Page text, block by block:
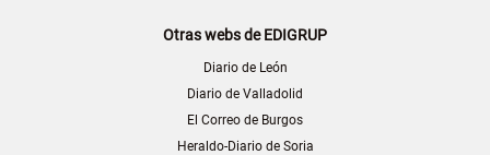
Otras webs de EDIGRUP
Diario de León
Diario de Valladolid
El Correo de Burgos
Heraldo-Diario de Soria